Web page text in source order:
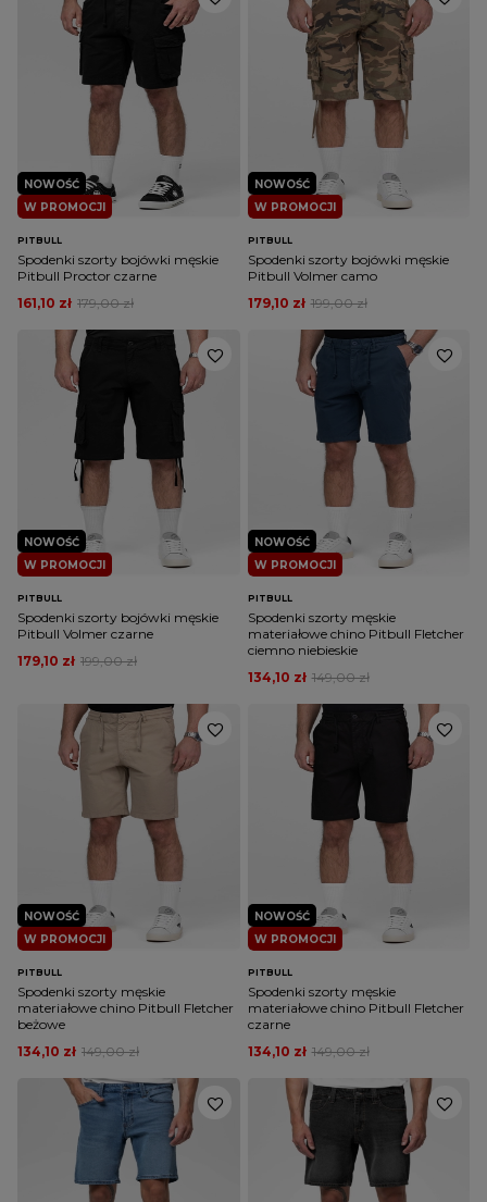
W PROMOCJI
NOWOŚĆ
PITBULL
Spodenki szorty bojówki męskie
Pitbull Proctor czarne
179,00 zł
161,10 zł
W PROMOCJI
NOWOŚĆ
PITBULL
Spodenki szorty bojówki męskie
Pitbull Volmer camo
199,00 zł
179,10 zł
W PROMOCJI
NOWOŚĆ
PITBULL
Spodenki szorty bojówki męskie
Pitbull Volmer czarne
199,00 zł
179,10 zł
W PROMOCJI
NOWOŚĆ
PITBULL
Spodenki szorty męskie
materiałowe chino Pitbull Fletcher
ciemno niebieskie
149,00 zł
134,10 zł
W PROMOCJI
NOWOŚĆ
PITBULL
Spodenki szorty męskie
materiałowe chino Pitbull Fletcher
beżowe
149,00 zł
134,10 zł
W PROMOCJI
NOWOŚĆ
PITBULL
Spodenki szorty męskie
materiałowe chino Pitbull Fletcher
czarne
149,00 zł
134,10 zł